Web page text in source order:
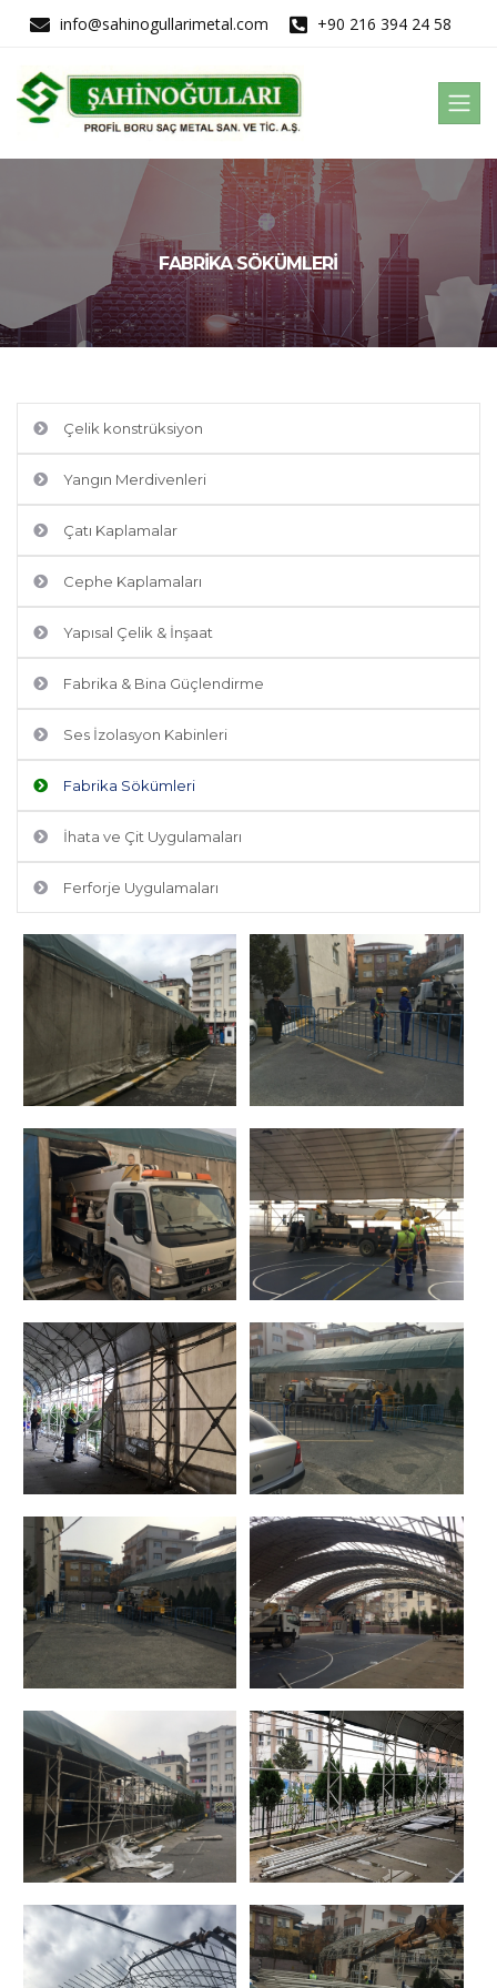
info@sahinogullarimetal.com +90 216 394 24 58
FABRIKA SÖKÜMLERI
Çelik konstrüksiyon
Yangın Merdivenleri
Çatı Kaplamalar
Cephe Kaplamaları
Yapısal Çelik & İnşaat
Fabrika & Bina Güçlendirme
Ses İzolasyon Kabinleri
Fabrika Sökümleri
İhata ve Çit Uygulamaları
Ferforje Uygulamaları